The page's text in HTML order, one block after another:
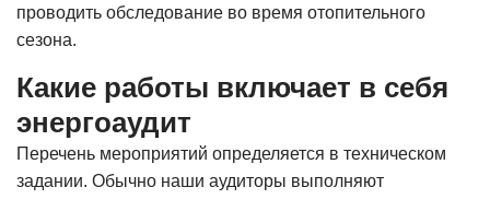
проводить обследование во время отопительного
сезона.
Какие работы включает в себя
энергоаудит
Перечень мероприятий определяется в техническом
задании. Обычно наши аудиторы выполняют